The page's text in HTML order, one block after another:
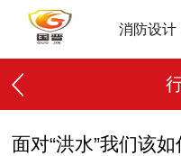
消防设计
面对“洪水”我们该